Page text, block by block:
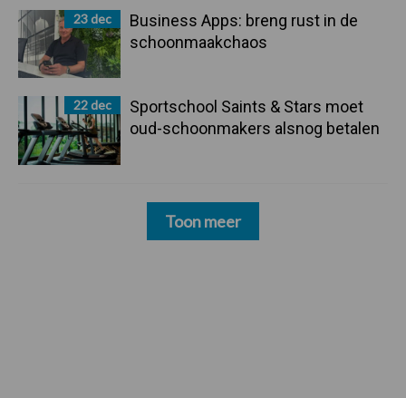
23 dec
Business Apps: breng rust in de
schoonmaakchaos
22 dec
Sportschool Saints & Stars moet
oud-schoonmakers alsnog betalen
Toon meer